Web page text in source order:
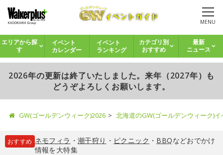
MENU
エリアから探
す
イベント
カレンダー
イベント
ランキング
カテゴリ別
おすすめ
最新
ニュース
2026年の更新は終了いたしました。来年（2027年）も
どうぞよろしくお願いします。
GW(ゴールデンウィーク)2026 北海道のGW(ゴールデンウィーク)
おすすめ ネモフィラ ・ 潮干狩り ・ ピクニック ・ BBQなどおでかけ
情報を大特集